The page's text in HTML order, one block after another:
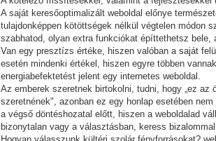
A saját keresőoptimalizált weboldal előnye
tulajdonképpen kötöttségek nélkül végtelen módon
szabhatod, olyan extra funkciókat építtethetsz bele,
Van egy presztízs értéke, hiszen valóban a saját
esetén mindenki értékel, hiszen egyre többen
energiabefektetést jelent egy internetes weboldal.
Az emberek szeretnek birtokolni, tudni, hogy „ez
szeretnének", azonban ez egy honlap esetében
a végső döntéshozatal előtt, hiszen a weboldalad
bizonytalan vagy a választásban, keress